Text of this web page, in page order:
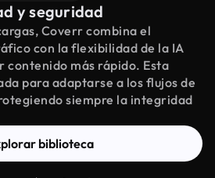
y seguridad
Coverr combina el
con la flexibilidad de la IA
contenido más rápido. Esta
para adaptarse a los flujos de
siempre la integridad
biblioteca